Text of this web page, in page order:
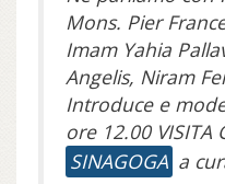
Mons. Pier
Imam Yahia
Angelis, Niram
Introduce e
ore 12.00 VISITA
SINAGOGA a